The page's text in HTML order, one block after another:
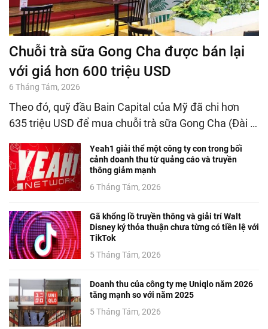
Chuỗi trà sữa Gong Cha được bán lại
với giá hơn 600 triệu USD
6 Tháng Tám, 2026
Theo đó, quỹ đầu Bain Capital của Mỹ đã chi hơn
635 triệu USD để mua chuỗi trà sữa Gong Cha (Đài …
Yeah1 giải thể một công ty con trong bối
cảnh doanh thu từ quảng cáo và truyền
thông giảm mạnh
6 Tháng Tám, 2026
Gã khổng lồ truyền thông và giải trí Walt
Disney ký thỏa thuận chưa từng có tiền lệ với
TikTok
5 Tháng Tám, 2026
Doanh thu của công ty mẹ Uniqlo năm 2026
tăng mạnh so với năm 2025
5 Tháng Tám, 2026